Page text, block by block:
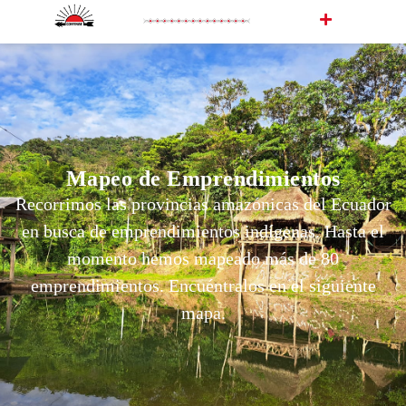
Mapeo de Emprendimientos
Recorrimos las provincias amazónicas del Ecuador
en busca de emprendimientos indígenas. Hasta el
momento hemos mapeado más de 80
emprendimientos. Encuéntralos en el siguiente
mapa.